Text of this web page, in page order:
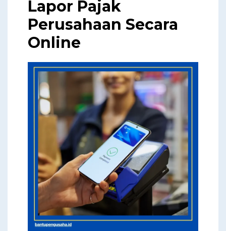
Lapor Pajak
Perusahaan Secara
Online